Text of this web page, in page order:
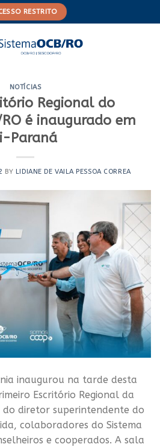
RESTRITO
NOTÍCIAS
Regional do
é inaugurado em
Paraná
BY LIDIANE DE VAILA PESSOA CORREA
inaugurou na tarde desta
Escritório Regional da
do diretor superintendente do
colaboradores do Sistema
e cooperados. A sala